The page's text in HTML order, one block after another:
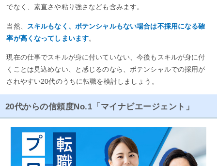
でなく、素直さや粘り強さなども含みます。
当然、
スキルもなく、ポテンシャルもない場合は不採用になる確
率が高くなってしまいます。
現在の仕事でスキルが身に付いていない、今後もスキルが身に付
くことは見込めない、と感じるのなら、ポテンシャルでの採用が
されやすい20代のうちに転職を検討しましょう。
20代からの信頼度No.1「マイナビエージェント」